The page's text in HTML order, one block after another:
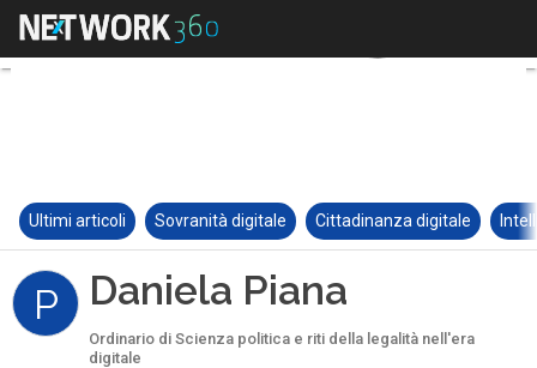
Ultimi articoli Sovranità digitale Cittadinanza digitale
P Daniela Piana
Ordinario di Scienza politica e riti della legalità nell'era
digitale